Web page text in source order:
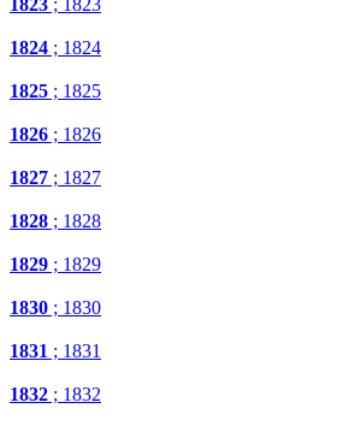
1823 ; 1823
1824 ; 1824
1825 ; 1825
1826 ; 1826
1827 ; 1827
1828 ; 1828
1829 ; 1829
1830 ; 1830
1831 ; 1831
1832 ; 1832